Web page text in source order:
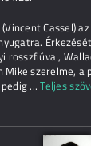
Cassel)
rosszfiúval,
Mike szerelme,
pedig... Teljes